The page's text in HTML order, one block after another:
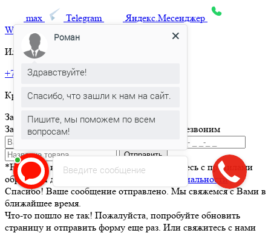
max Telegram
Яндекс.Месенджер
What’sApp
Или позвоните по телефону:
+7 495 150-36-47
Круглосуточная горячая линия
Заказать товар
Заполните и отправьте форму и мы вам перезвоним
Отправить
*Нажимая кнопку Отправить вы соглашаетесь с правилами
обработки данных и
политикой конфиденциальности
Спасибо! Ваше сообщение отправлено. Мы свяжемся с Вами в
ближайшее время.
Что-то пошло не так! Пожалуйста, попробуйте обновить
страницу и отправить форму еще раз. Или свяжитесь с нами
Введите сообщение
Роман
Здравствуйте!
Спасибо, что зашли к нам на сайт.
Пишите, мы поможем по всем
вопросам!